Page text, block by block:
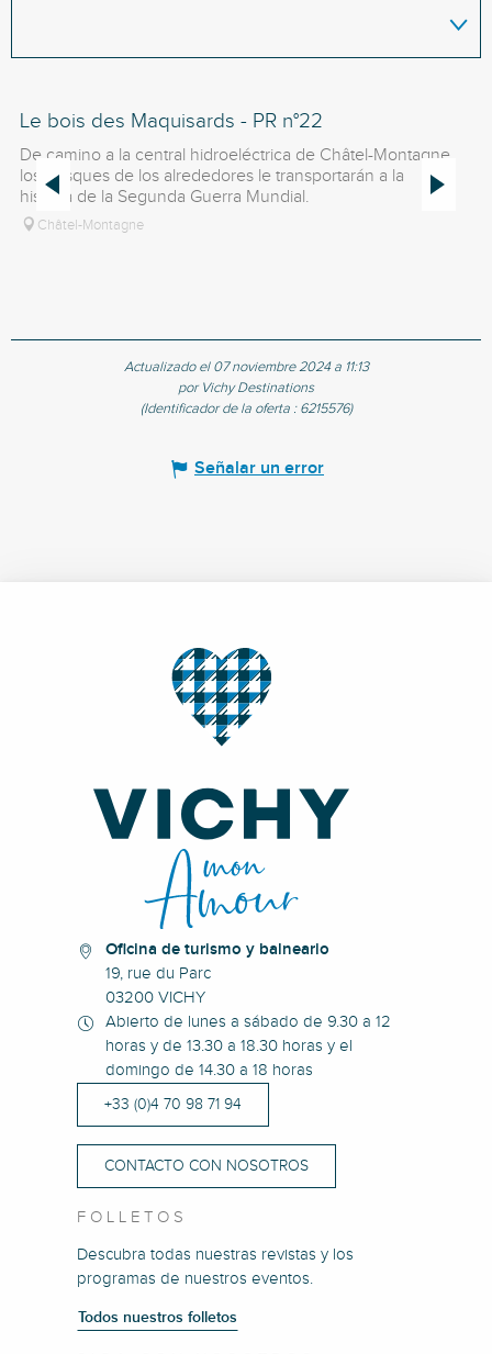
Le bois des Maquisards - PR n°22
De camino a la central hidroeléctrica de Châtel-Montagne,
los bosques de los alrededores le transportarán a la
historia de la Segunda Guerra Mundial.
Châtel-Montagne
Actualizado el 07 noviembre 2024 a 11:13
por Vichy Destinations
(Identificador de la oferta : 6215576)
Señalar un error
Oficina de turismo y balneario
19, rue du Parc
03200 VICHY
Abierto de lunes a sábado de 9.30 a 12
horas y de 13.30 a 18.30 horas y el
domingo de 14.30 a 18 horas
+33 (0)4 70 98 71 94
CONTACTO CON NOSOTROS
FOLLETOS
Descubra todas nuestras revistas y los
programas de nuestros eventos.
Todos nuestros folletos